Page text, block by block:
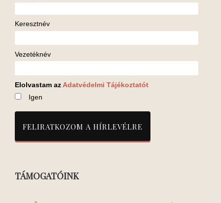
Keresztnév
Vezetéknév
Elolvastam azAdatvédelmi Tájékoztatót
Igen
TÁMOGATÓINK